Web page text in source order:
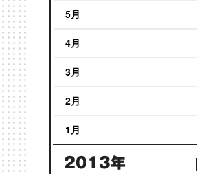
5月
4月
3月
2月
1月
2013年